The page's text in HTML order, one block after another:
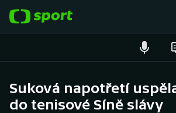
ME v plavání
Suková napotřetí
do tenisové Síně slávy